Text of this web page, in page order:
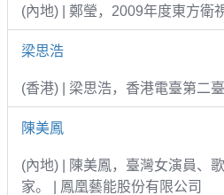
(內地) | 鄭瑩，2009年度東方衛
梁思浩
(香港) | 梁思浩，香港電臺第二
陳美鳳
(內地) | 陳美鳳，臺灣女演員、
家。 | 鳳凰藝能股份有限公司